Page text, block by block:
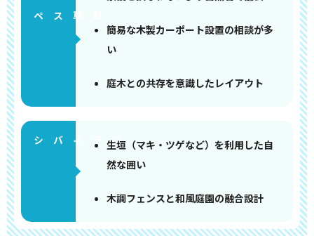
簡易な木製カーポート設置の相談が多
い
庭木との共存を意識したレイアウト
生垣（マキ・ツゲなど）を利用した自
然な囲い
木調フェンスと和風庭園の融合設計